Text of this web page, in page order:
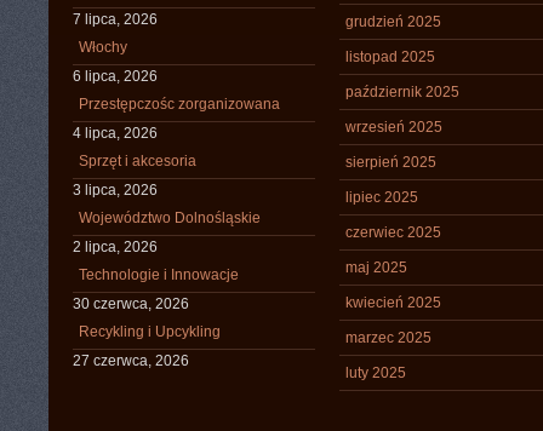
7 lipca, 2026
Włochy
6 lipca, 2026
Przestępczośc zorganizowana
4 lipca, 2026
Sprzęt i akcesoria
3 lipca, 2026
Województwo Dolnośląskie
2 lipca, 2026
Technologie i Innowacje
30 czerwca, 2026
Recykling i Upcykling
27 czerwca, 2026
grudzień 2025
listopad 2025
październik 2025
wrzesień 2025
sierpień 2025
lipiec 2025
czerwiec 2025
maj 2025
kwiecień 2025
marzec 2025
luty 2025